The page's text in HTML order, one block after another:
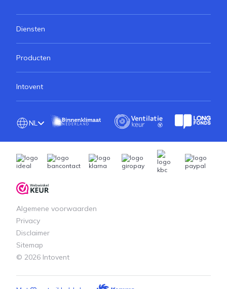
Diensten
Producten
Intovent
NL
Algemene voorwaarden
Privacy
Disclaimer
Sitemap
© 2026 Intovent